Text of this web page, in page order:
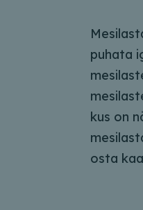
puhata
kus on
osta